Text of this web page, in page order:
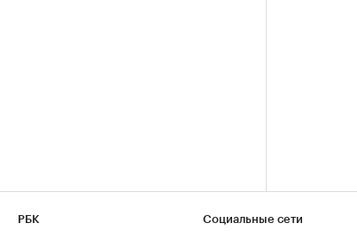
РБК Социальные сети